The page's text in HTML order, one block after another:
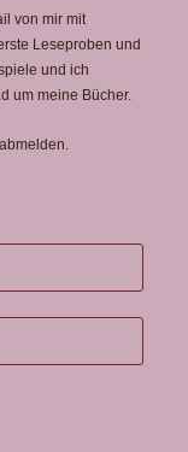
von mir mit
Leseproben und
und ich
um meine Bücher.